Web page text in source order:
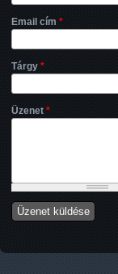
Email cím *
Tárgy *
Üzenet *